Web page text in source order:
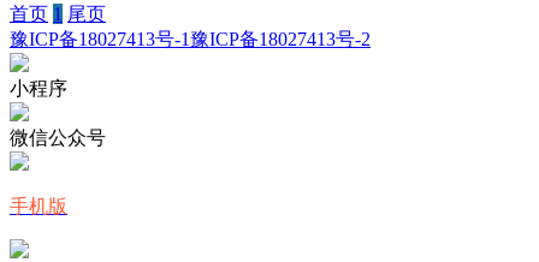
首页 1 尾页
豫ICP备18027413号-1豫ICP备18027413号-2
小程序
微信公众号
手机版